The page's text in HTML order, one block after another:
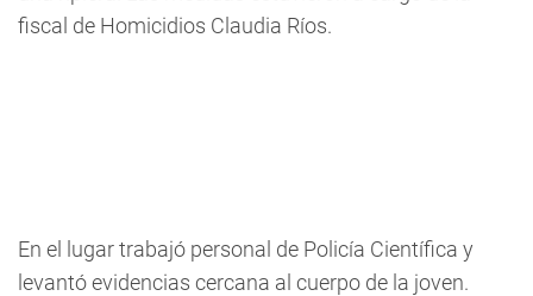
fiscal de Homicidios Claudia Ríos.
En el lugar trabajó personal de Policía Científica y
levantó evidencias cercana al cuerpo de la joven.